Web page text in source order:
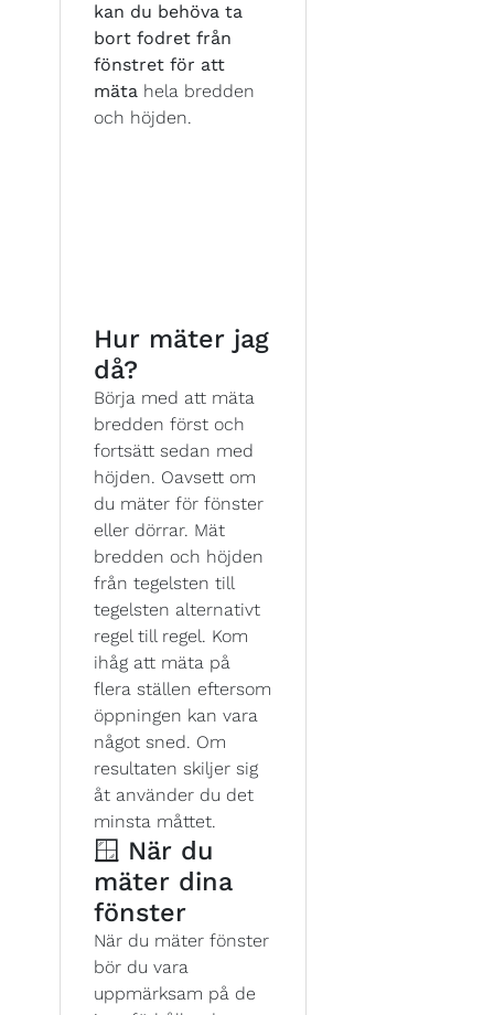
kan du behöva ta
bort fodret från
fönstret för att
mäta hela bredden
och höjden.
Hur mäter jag
då?
Börja med att mäta
bredden först och
fortsätt sedan med
höjden. Oavsett om
du mäter för fönster
eller dörrar. Mät
bredden och höjden
från tegelsten till
tegelsten alternativt
regel till regel. Kom
ihåg att mäta på
flera ställen eftersom
öppningen kan vara
något sned. Om
resultaten skiljer sig
åt använder du det
minsta måttet.
🪟 När du
mäter dina
fönster
När du mäter fönster
bör du vara
uppmärksam på de